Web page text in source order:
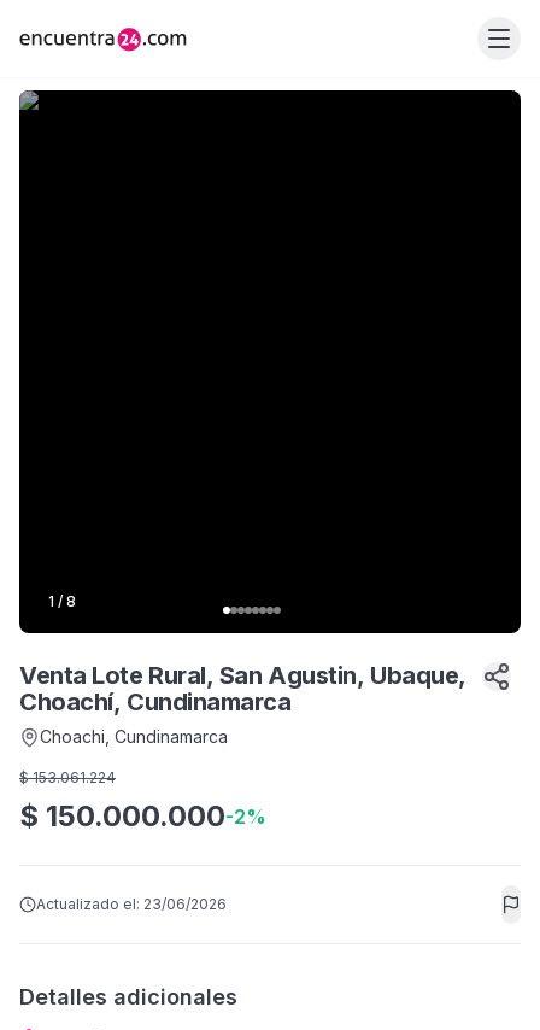
1 / 8
Venta Lote Rural, San Agustin, Ubaque,
Choachí, Cundinamarca
Choachi , Cundinamarca
$ 153.061.224
$ 150.000.000-2%
Actualizado el: 23/06/2026
Detalles adicionales